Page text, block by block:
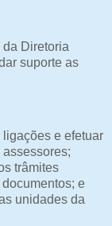
da Diretoria
suporte as
e efetuar
trâmites
e
unidades da